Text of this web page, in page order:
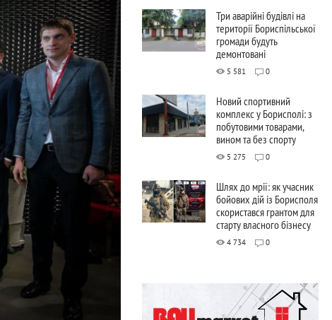
Три аварійні будівлі на
території Бориспільської
громади будуть
демонтовані
5 581 0
Новий спортивний
комплекс у Борисполі: з
побутовими товарами,
вином та без спорту
5 275 0
Шлях до мрії: як учасник
бойових дій із Борисполя
скористався грантом для
старту власного бізнесу
4 734 0